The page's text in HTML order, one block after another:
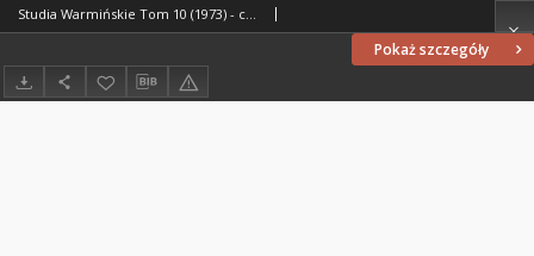
Pokaż szczegóły
Studia Warmińskie Tom 10 (1973) - cały numer